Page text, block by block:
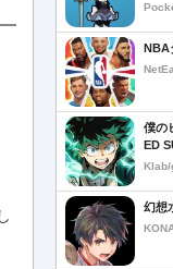
NBA
僕の
ED
Klab/
幻想